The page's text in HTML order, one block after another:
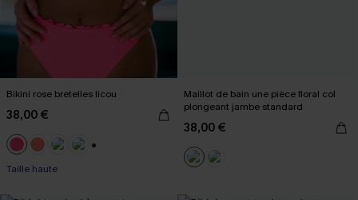
Bikini rose bretelles licou
38,00 €
Taille haute
Maillot de bain une pièce floral col
plongeant jambe standard
38,00 €